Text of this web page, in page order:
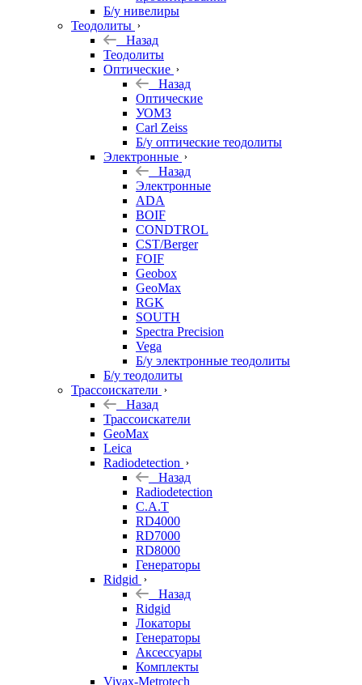
Б/у нивелиры
Теодолиты
Назад
Теодолиты
Оптические
Назад
Оптические
УОМЗ
Carl Zeiss
Б/у оптические теодолиты
Электронные
Назад
Электронные
ADA
BOIF
CONDTROL
CST/Berger
FOIF
Geobox
GeoMax
RGK
SOUTH
Spectra Precision
Vega
Б/у электронные теодолиты
Б/у теодолиты
Трассоискатели
Назад
Трассоискатели
GeoMax
Leica
Radiodetection
Назад
Radiodetection
C.A.T
RD4000
RD7000
RD8000
Генераторы
Ridgid
Назад
Ridgid
Локаторы
Генераторы
Аксессуары
Комплекты
Vivax-Metrotech